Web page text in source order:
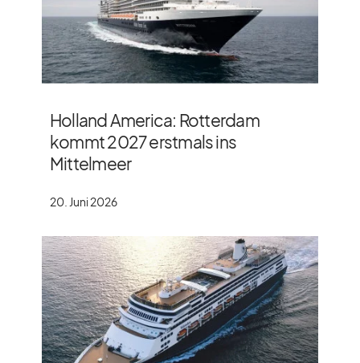
Holland America: Rotterdam
kommt 2027 erstmals ins
Mittelmeer
20. Juni 2026